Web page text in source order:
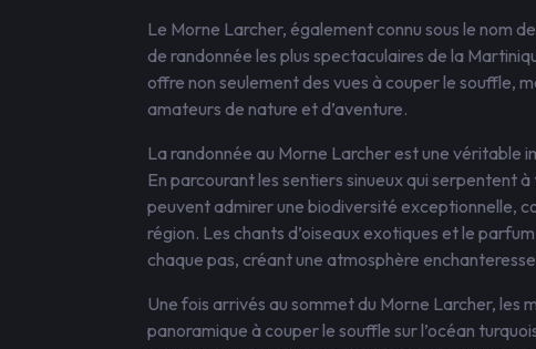
Le Morne Larcher, également connu sous le nom
de randonnée les plus spectaculaires de la
offre non seulement des vues à couper le souffle,
amateurs de nature et d’aventure.
La randonnée au Morne Larcher est une véritable
En parcourant les sentiers sinueux qui serpentent
peuvent admirer une biodiversité exceptionnelle,
région. Les chants d’oiseaux exotiques et le
chaque pas, créant une atmosphère
Une fois arrivés au sommet du Morne Larcher, les
panoramique à couper le souffle sur l’océan